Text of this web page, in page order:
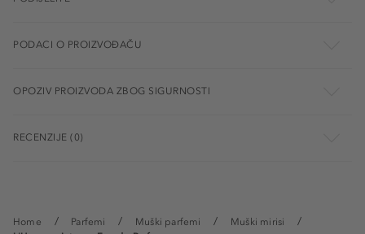
Home Parfemi Muški parfemi
Muški mirisi
PODACI O PROIZVOĐAČU
OPOZIV PROIZVODA ZBOG SIGURNOSTI
RECENZIJE (0)